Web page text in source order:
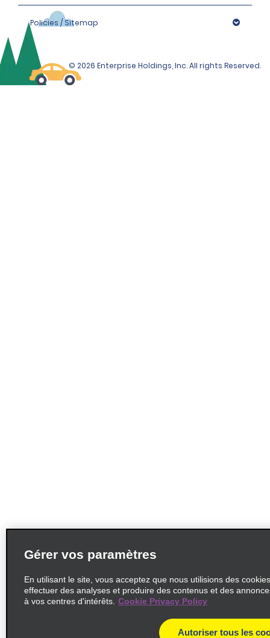
Policies / Sitemap
© 2026 Enterprise Holdings, Inc. All rights Reserved.
Gérer vos paramètres
En utilisant le site, vous acceptez que nous utilisions des
effectuer des analyses et produire des contenus et des
à vos centres d'intérêts. Cookie Privacy Policy
Autoriser tous les